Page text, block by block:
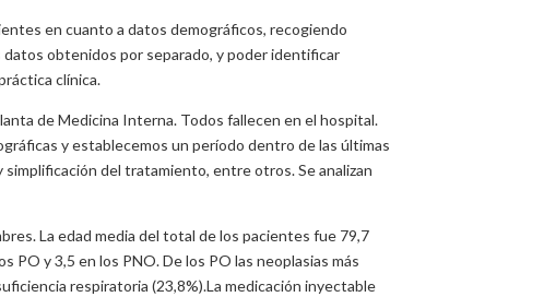
en cuanto a datos demográficos, recogiendo
obtenidos por separado, y poder identificar
clínica.
de Medicina Interna. Todos fallecen en el hospital.
y establecemos un período dentro de las últimas
del tratamiento, entre otros. Se analizan
La edad media del total de los pacientes fue 79,7
PO y 3,5 en los PNO. De los PO las neoplasias más
respiratoria (23,8%).La medicación inyectable